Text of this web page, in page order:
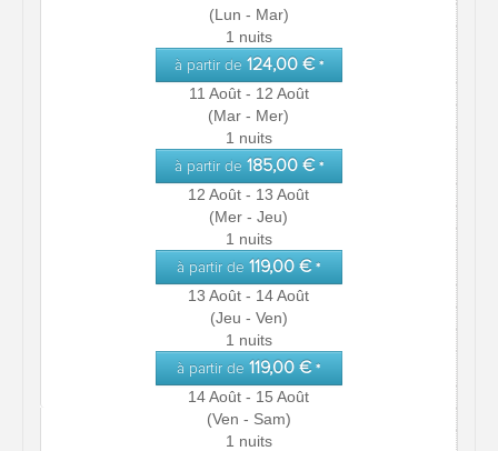
(Lun - Mar)
1 nuits
à partir de 124,00 € *
11 Août - 12 Août
(Mar - Mer)
1 nuits
à partir de 185,00 € *
12 Août - 13 Août
(Mer - Jeu)
1 nuits
à partir de 119,00 € *
13 Août - 14 Août
(Jeu - Ven)
1 nuits
à partir de 119,00 € *
14 Août - 15 Août
(Ven - Sam)
1 nuits